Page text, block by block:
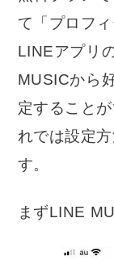
て「プロフ
LINEアプリ
MUSICから
定すること
れでは設定
す。
まずLINE